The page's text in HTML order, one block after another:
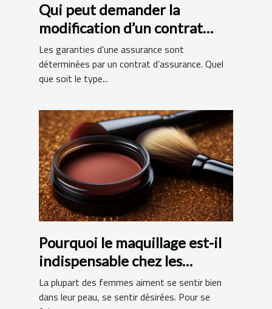
Qui peut demander la
modification d’un contrat
d’assurance ?
Les garanties d’une assurance sont
déterminées par un contrat d’assurance. Quel
que soit le type...
Pourquoi le maquillage est-il
indispensable chez les
femmes ?
La plupart des femmes aiment se sentir bien
dans leur peau, se sentir désirées. Pour se